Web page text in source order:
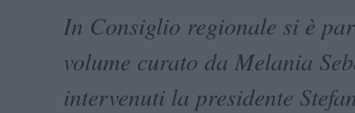
In Consiglio regionale si è
volume curato da Melania
intervenuti la presidente